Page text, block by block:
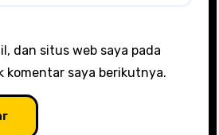
dan situs web saya pada
komentar saya berikutnya.